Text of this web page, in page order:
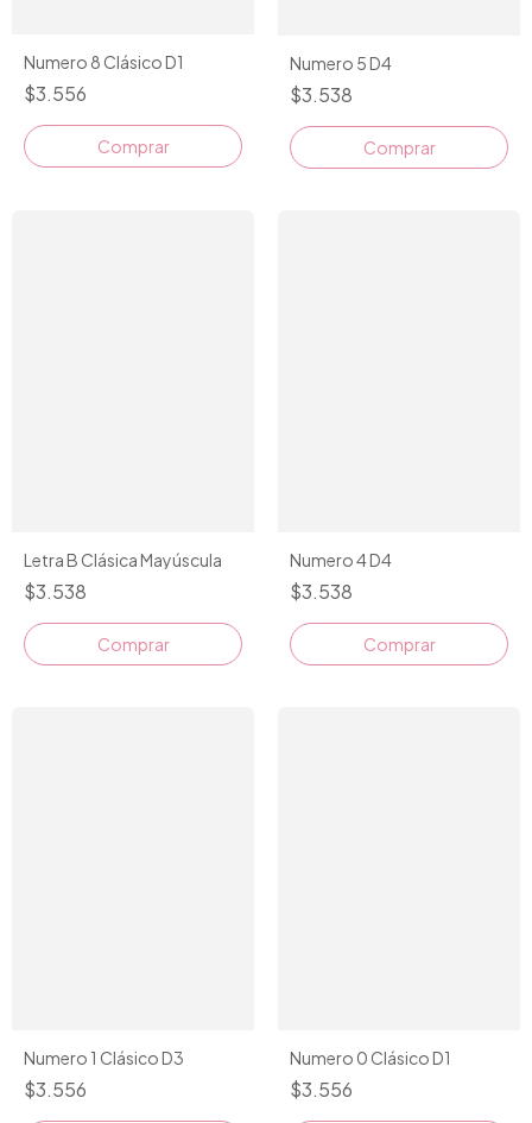
Numero 8 Clásico D1
$3.556
Comprar
Numero 5 D4
$3.538
Comprar
Letra B Clásica Mayúscula
$3.538
Comprar
Numero 4 D4
$3.538
Comprar
Numero 1 Clásico D3
$3.556
Numero 0 Clásico D1
$3.556